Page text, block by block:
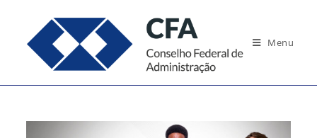
conteúdo
Menu